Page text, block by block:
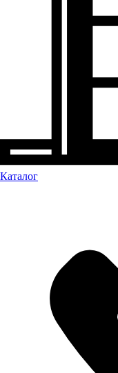
Каталог